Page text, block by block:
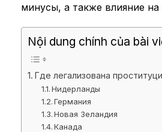
минусы, а также влияние
Nội dung chính của bài
Где легализована
Нидерланды
Германия
Новая Зеландия
Канада